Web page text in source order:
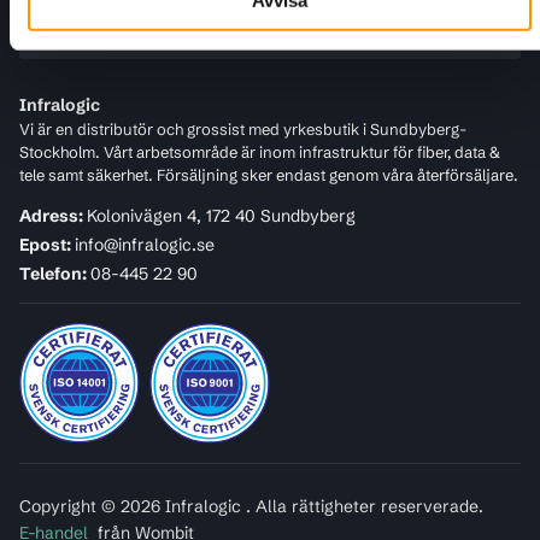
Infralogic
Vi är en distributör och grossist med yrkesbutik i Sundbyberg-
Stockholm. Vårt arbetsområde är inom infrastruktur för fiber, data &
tele samt säkerhet. Försäljning sker endast genom våra återförsäljare.
Adress: Kolonivägen 4, 172 40 Sundbyberg
Epost:info@infralogic.se
Telefon:08-445 22 90
För kunder
Copyright © 2026 Infralogic . Alla rättigheter reserverade.
E-handel från Wombit